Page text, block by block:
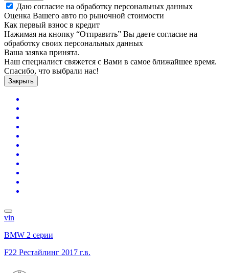
Даю согласие на обработку персональных данных
Оценка Вашего авто по рыночной стоимости
Как первый взнос в кредит
Нажимая на кнопку “Отправить” Вы даете согласие на
обработку своих персональных данных
Ваша заявка принята.
Наш специалист свяжется с Вами в самое ближайшее время.
Спасибо, что выбрали нас!
Закрыть
vin
BMW 2 серии
F22 Рестайлинг 2017 г.в.